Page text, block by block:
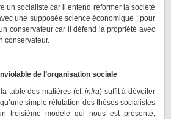
un socialiste car il entend réformer la société
une supposée science économique ; pour
conservateur car il défend la propriété avec
conservateur.
de l’organisation sociale
table des matières (cf.infra) suffit à dévoiler
simple réfutation des thèses socialistes
troisième modèle qui nous est présenté,